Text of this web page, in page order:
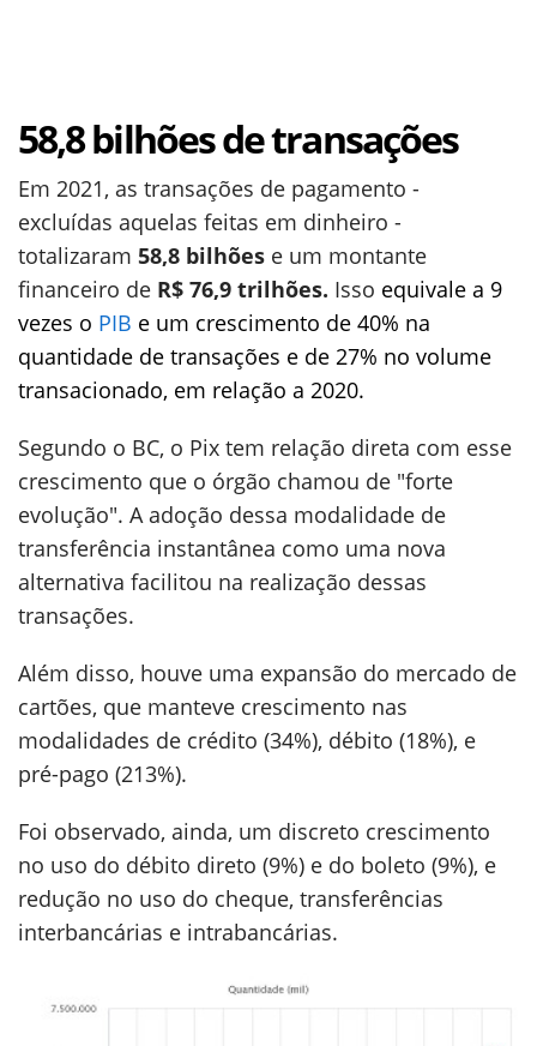
58,8 bilhões de transações
Em 2021, as transações de pagamento -
excluídas aquelas feitas em dinheiro -
totalizaram 58,8 bilhões e um montante
financeiro de R$ 76,9 trilhões. Isso equivale a 9
vezes o PIB e um crescimento de 40% na
quantidade de transações e de 27% no volume
transacionado, em relação a 2020.
Segundo o BC, o Pix tem relação direta com esse
crescimento que o órgão chamou de "forte
evolução". A adoção dessa modalidade de
transferência instantânea como uma nova
alternativa facilitou na realização dessas
transações.
Além disso, houve uma expansão do mercado de
cartões, que manteve crescimento nas
modalidades de crédito (34%), débito (18%), e
pré-pago (213%).
Foi observado, ainda, um discreto crescimento
no uso do débito direto (9%) e do boleto (9%), e
redução no uso do cheque, transferências
interbancárias e intrabancárias.